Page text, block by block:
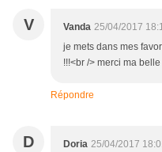
V Vanda 25/04/2017
je mets dans mes
!!!<br /> merci ma
Répondre
D Doria 25/04/2017